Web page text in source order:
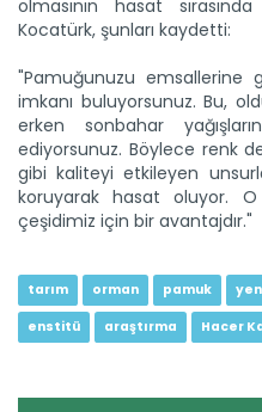
olmasının hasat
Kocatürk, şunları kaydetti:
"Pamuğunuzu
imkanı buluyorsunuz. Bu,
erken sonbahar
ediyorsunuz. Böylece renk
gibi kaliteyi etkileyen
koruyarak hasat oluyor.
çeşidimiz için bir avantajdır."
tarım orman pamuk
enstitü araştırma Hacer
Tarım ve Orman
Tarım ve Orman Bakanı
Devamını Oku ->